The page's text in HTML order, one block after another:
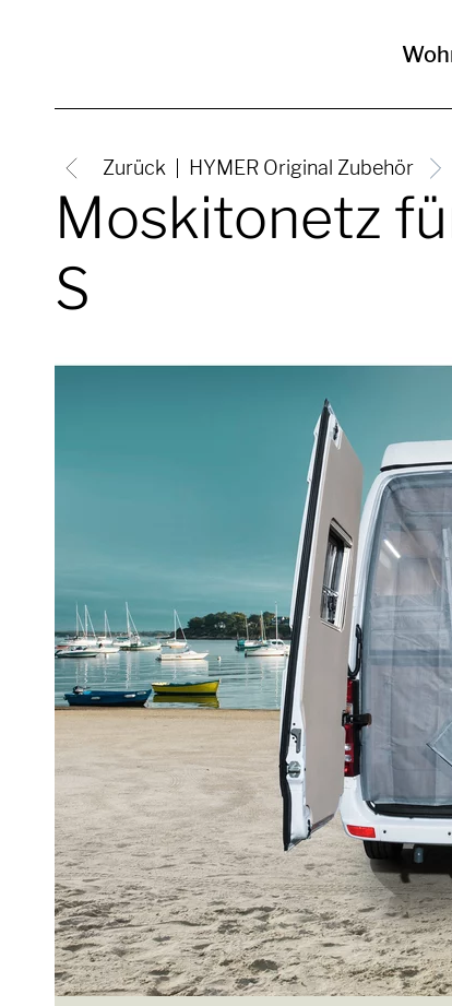
Zurück HYMER Original Zubehör
Moskitonetz
S